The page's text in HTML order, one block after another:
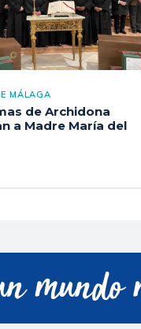
MÁLAGA
de Archidona
a Madre María del